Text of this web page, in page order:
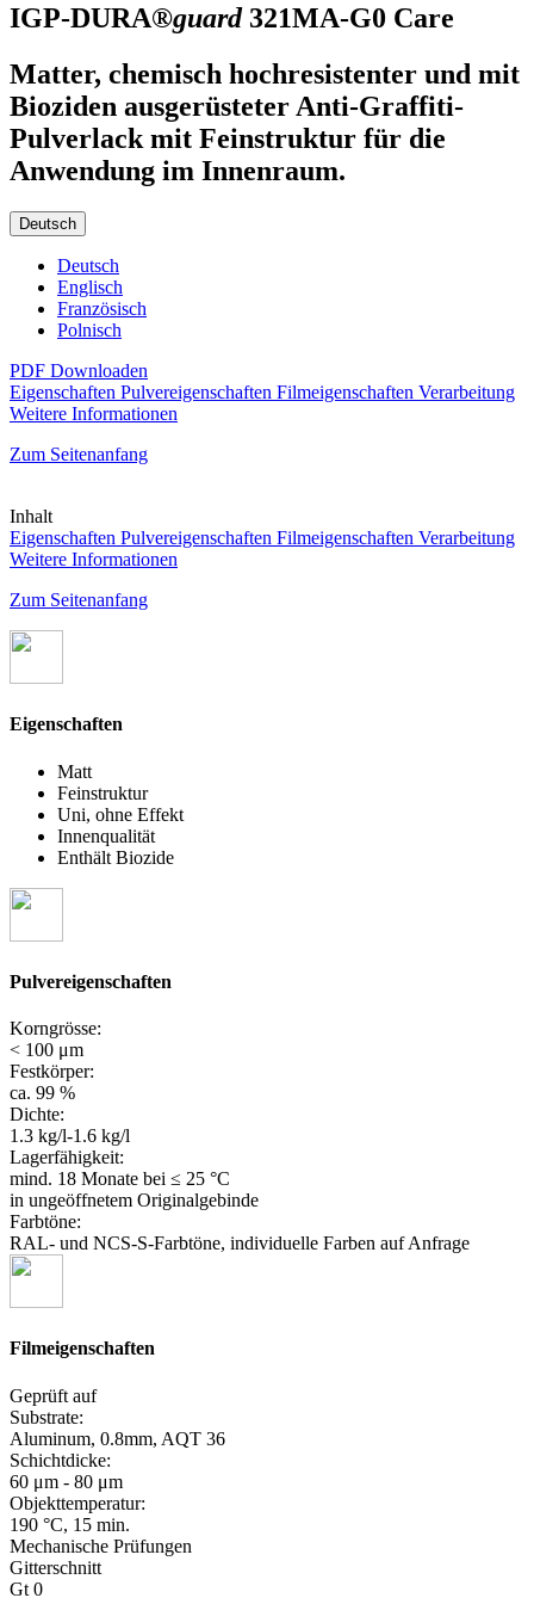
IGP-DURA®guard 321MA-G0 Care
Matter, chemisch hochresistenter und mit
Bioziden ausgerüsteter Anti-Graffiti-
Pulverlack mit Feinstruktur für die
Anwendung im Innenraum.
Deutsch
Deutsch
Englisch
Französisch
Polnisch
PDF Downloaden
Eigenschaften Pulvereigenschaften Filmeigenschaften Verarbeitung
Weitere Informationen
Zum Seitenanfang
Inhalt
Eigenschaften Pulvereigenschaften Filmeigenschaften Verarbeitung
Weitere Informationen
Zum Seitenanfang
Eigenschaften
Matt
Feinstruktur
Uni, ohne Effekt
Innenqualität
Enthält Biozide
Pulvereigenschaften
Korngrösse:
< 100 μm
Festkörper:
ca. 99 %
Dichte:
1.3 kg/l-1.6 kg/l
Lagerfähigkeit:
mind. 18 Monate bei ≤ 25 °C
in ungeöffnetem Originalgebinde
Farbtöne:
RAL- und NCS-S-Farbtöne, individuelle Farben auf Anfrage
Filmeigenschaften
Geprüft auf
Substrate:
Aluminum, 0.8mm, AQT 36
Schichtdicke:
60 μm - 80 μm
Objekttemperatur:
190 °C, 15 min.
Mechanische Prüfungen
Gitterschnitt
Gt 0